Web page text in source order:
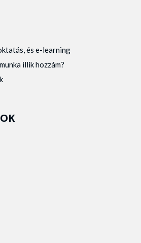
és e-learning
illik hozzám?